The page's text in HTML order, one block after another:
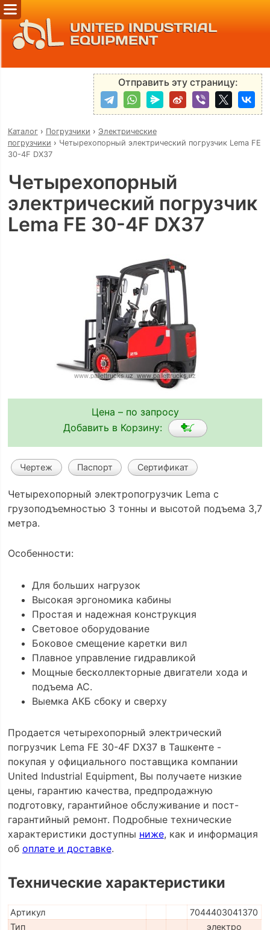
UNITED INDUSTRIAL
EQUIPMENT
Отправить эту страницу:
Каталог› Погрузчики › Электрические
погрузчики › Четырехопорный электрический погрузчик Lema FE
30-4F DX37
Четырехопорный
электрический погрузчик
Lema FE 30-4F DX37
Цена – по запросу
Добавить в Корзину:
Чертеж Паспорт Сертификат
Четырехопорный электропогрузчик Lema с
грузоподъемностью 3 тонны и высотой подъема 3,7
метра.
Особенности:
Для больших нагрузок
Высокая эргономика кабины
Простая и надежная конструкция
Световое оборудование
Боковое смещение каретки вил
Плавное управление гидравликой
Мощные бесколлекторные двигатели хода и
подъема АС.
Выемка АКБ сбоку и сверху
Продается четырехопорный электрический
погрузчик Lema FE 30-4F DX37 в Ташкенте -
покупая у официального поставщика компании
United Industrial Equipment, Вы получаете низкие
цены, гарантию качества, предпродажную
подготовку, гарантийное обслуживание и пост-
гарантийный ремонт. Подробные технические
характеристики доступны ниже, как и информация
об оплате и доставке.
Технические характеристики
Артикул
7044403041370
Тип
электро